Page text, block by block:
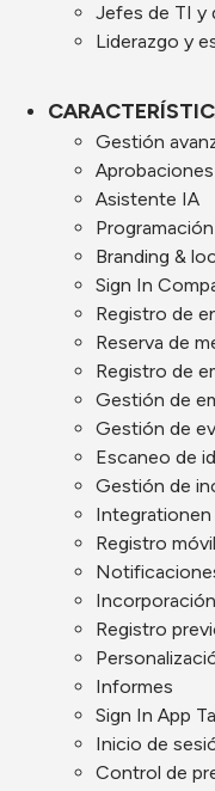
Jefes de TI y
Liderazgo y
Gestión
Asistente IA
Programación
Branding &
Sign In
Registro de
Reserva de
Registro de
Gestión de
Gestión de
Escaneo de
Gestión de
Integrationen
Registro
Registro
Informes
Sign In App
Inicio de
Control de